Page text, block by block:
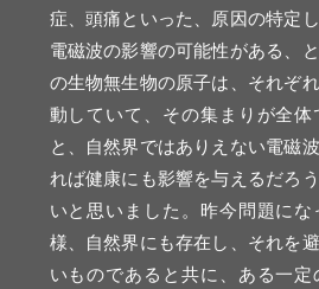
症、頭痛といった、原因の特定
電磁波の影響の可能性がある、
の生物無生物の原子は、それぞ
動していて、その集まりが全体
と、自然界ではありえない電磁
れば健康にも影響を与えるだろ
いと思いました。昨今問題に
様、自然界にも存在し、それを
いものであると共に、ある一